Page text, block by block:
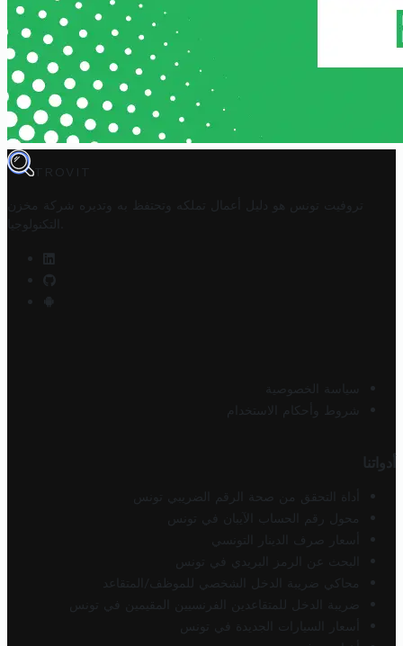
TROVIT
تروفيت تونس هو دليل أعمال تملكه وتحتفظ به وتديره
شركة مخزن
التكنولوجيا
سياسة الخصوصية
شروط وأحكام الاستخدام
أدواتنا
أداة التحقق من صحة الرقم الضريبي تونس
محول رقم الحساب الآيبان في تونس
أسعار صرف الدينار التونسي
البحث عن الرمز البريدي في تونس
محاكي ضريبة الدخل الشخصي للموظف/المتقاعد
ضريبة الدخل للمتقاعدين الفرنسيين المقيمين في تونس
أسعار السيارات الجديدة في تونس